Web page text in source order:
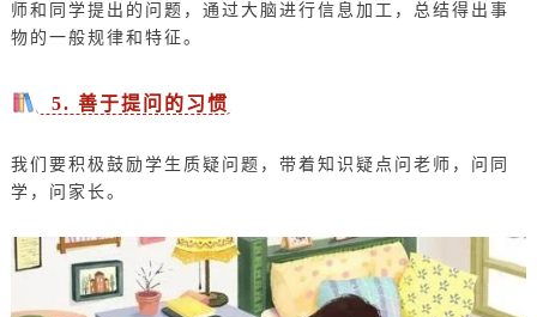
师和同学提出的问题，通过大脑进行信息加工，总结得出事
物的一般规律和特征。
5. 善于提问的习惯
我们要积极鼓励学生质疑问题，带着知识疑点问老师，问同
学，问家长。